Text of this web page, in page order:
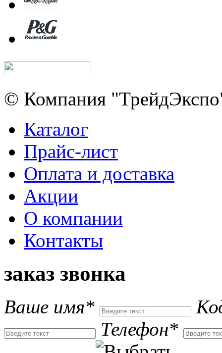
© Компания
Каталог
Прайс-лист
Оплата и доставка
Акции
О компании
Контакты
заказ звонка
Ваше имя*
Телефон*